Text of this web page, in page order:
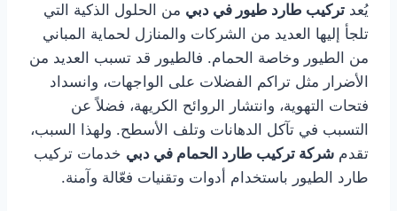
يُعد تركيب طارد طيور في دبي من الحلول الذكية التي
تلجأ إليها العديد من الشركات والمنازل لحماية المباني
من الطيور وخاصة الحمام. فالطيور قد تسبب العديد من
الأضرار مثل تراكم الفضلات على الواجهات، وانسداد
فتحات التهوية، وانتشار الروائح الكريهة، فضلاً عن
التسبب في تآكل الدهانات وتلف الأسطح. ولهذا السبب،
تقدم شركة تركيب طارد الحمام في دبي خدمات تركيب
طارد الطيور باستخدام أدوات وتقنيات فعّالة وآمنة.